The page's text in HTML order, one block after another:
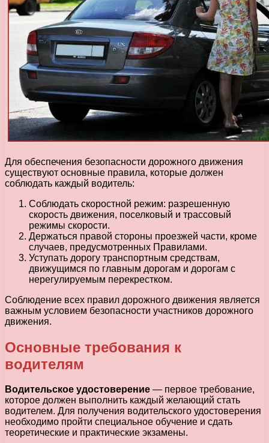
Для обеспечения безопасности дорожного движения
существуют основные правила, которые должен
соблюдать каждый водитель:
Соблюдать скоростной режим: разрешенную
скорость движения, поселковый и трассовый
режимы скорости.
Держаться правой стороны проезжей части, кроме
случаев, предусмотренных Правилами.
Уступать дорогу транспортным средствам,
движущимся по главным дорогам и дорогам с
нерегулируемым перекрестком.
Соблюдение всех правил дорожного движения является
важным условием безопасности участников дорожного
движения.
Основные требования к
водителям
Водительское удостоверение — первое требование,
которое должен выполнить каждый желающий стать
водителем. Для получения водительского удостоверения
необходимо пройти специальное обучение и сдать
теоретические и практические экзамены.